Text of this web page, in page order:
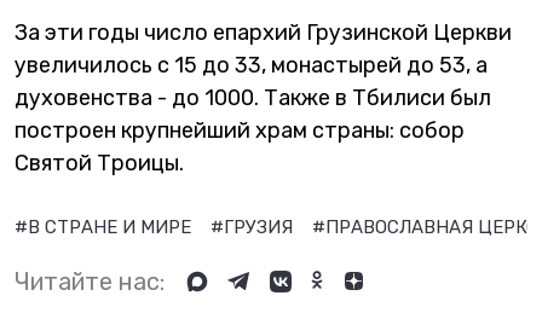
За эти годы число епархий Грузинской Церкви
увеличилось с 15 до 33, монастырей до 53, а
духовенства - до 1000. Также в Тбилиси был
построен крупнейший храм страны: собор
Святой Троицы.
#В СТРАНЕ И МИРЕ #ГРУЗИЯ #ПРАВОСЛАВНАЯ
Читайте нас: